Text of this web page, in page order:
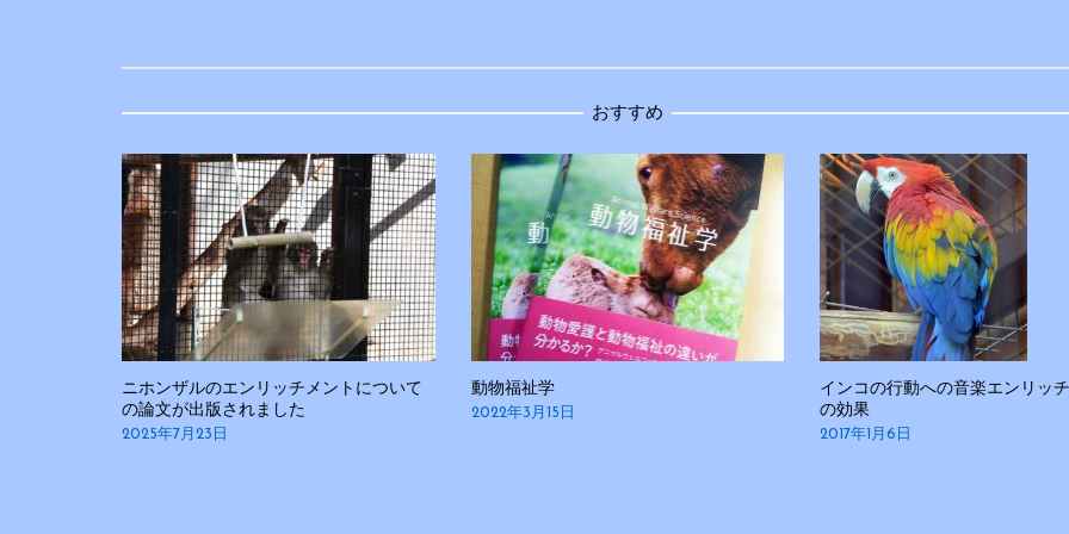
ビ
ー
シ
ョ
ン
おすすめ
ニホンザルのエンリッチメントについて
の論文が出版されました
2025年7月23日
動物福祉学
2022年3月15日
インコの行動への音楽エンリッ
の効果
2017年1月6日